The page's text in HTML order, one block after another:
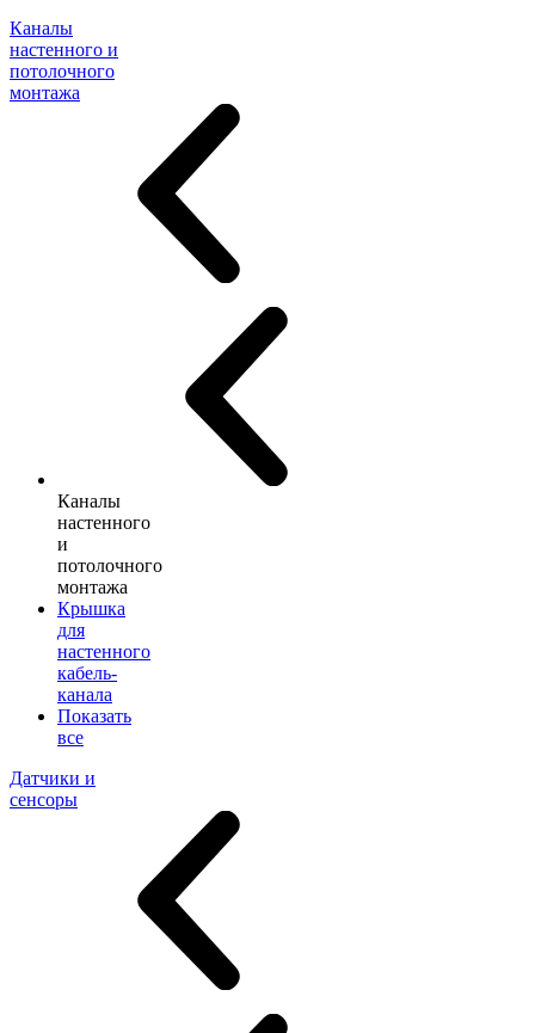
Каналы
настенного и
потолочного
монтажа
Каналы
настенного
и
потолочного
монтажа
Крышка
для
настенного
кабель-
канала
Показать
все
Датчики и
сенсоры